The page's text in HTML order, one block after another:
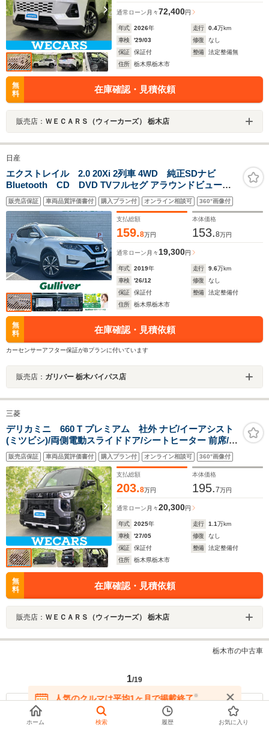
通常ローン 月々72,400円
年式 2026年 走行 0.4万km
車検
'29/03 修復
なし
保証
保証付 整備
法定整備無
住所
栃木県栃木市
無
料
在庫確認・見積依頼
販売店： ＷＥＣＡＲＳ（ウィーカーズ） 栃木店
日産
エクストレイル 2.0 20Xi 2列車 4WD 純正SDナビ
Bluetooth CD DVD TVフルセグ アラウンドビューモ
ニター 追従式クルーズコントロール デジタルインナーミ
ラー レザーシート 純正ドライブレコーダー 電動バックド
ア 衝突軽減
販売店保証 車両品質評価書付 購入プラン付 オンライン相談可 360°画像付
支払総額
159.8万円
本体価格
153.8万円
通常ローン 月々 19,300円
年式 2019年 走行 9.6万km
車検
'26/12 修復
なし
保証
保証付 整備
法定整備付
住所
栃木県栃木市
無
料
在庫確認・見積依頼
カーセンサーアフター保証がBプランに付いています
販売店： ガリバー 栃木バイパス店
三菱
デリカミニ 660 T プレミアム 社外 ナビ/イーアシスト
(ミツビシ)/両側電動スライドドア/シートヒーター 前席/全
方位モニター/車線逸脱防止支援システム/ヘッドランプ
LED/Bluetooth接続/ETC
販売店保証 車両品質評価書付 購入プラン付 オンライン相談可 360°画像付
支払総額
203.8万円
本体価格
195.7万円
通常ローン 月々20,300円
年式 2025年 走行 1.1万km
車検
'27/05 修復
なし
保証
保証付 整備
法定整備付
住所
栃木県栃木市
無
料
在庫確認・見積依頼
販売店： ＷＥＣＡＲＳ（ウィーカーズ） 栃木店
栃木市の中古車
1/19
人気のクルマは平均1ヶ月で掲載終了※
在庫が無くなる前にお問い合わせください
ホーム 検索 履歴 お気に入り